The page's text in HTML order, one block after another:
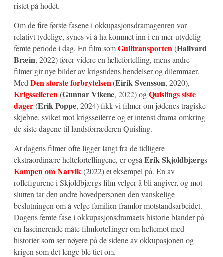
ristet på hodet.
Om de fire første fasene i okkupasjonsdramagenren var
relativt tydelige, synes vi å ha kommet inn i en mer utydelig
femte periode i dag. En film somGulltransporten(Hallvard
Bræin, 2022) fører videre en heltefortelling, mens andre
filmer gir nye bilder av krigstidens hendelser og dilemmaer.
Med Den største forbrytelsen(Eirik Svensson, 2020),
Krigsseileren(Gunnar Vikene, 2022) ogQuislings siste
dager(Erik Poppe, 2024) fikk vi filmer om jødenes tragiske
skjebne, sviket mot krigsseilerne og et intenst drama omkring
de siste dagene til landsforræderen Quisling.
At dagens filmer ofte ligger langt fra de tidligere
ekstraordinære heltefortellingene, er også Erik Skjoldbjærgs
Kampen om Narvik(2022) et eksempel på. En av
rollefigurene i Skjoldbjærgs film velger å bli angiver, og mot
slutten tar den andre hovedpersonen den vanskelige
beslutningen om å velge familien framfor motstandsarbeidet.
Dagens femte fase i okkupasjonsdramaets historie blander på
en fascinerende måte filmfortellinger om heltemot med
historier som ser nøyere på de sidene av okkupasjonen og
krigen som det lenge ble tiet om.